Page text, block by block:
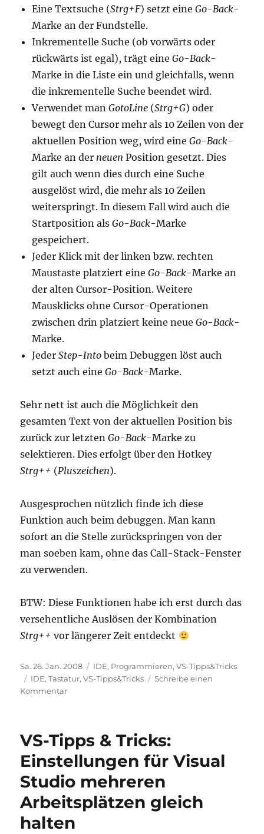
Eine Textsuche (Strg+F) setzt eineGo-Back-
Marke an der Fundstelle.
Inkrementelle Suche (ob vorwärts oder
rückwärts ist egal), trägt eineGo-Back-
Marke in die Liste ein und gleichfalls, wenn
die inkrementelle Suche beendet wird.
Verwendet manGotoLine (Strg+G) oder
bewegt den Cursor mehr als 10 Zeilen von der
aktuellen Position weg, wird eineGo-Back-
Marke an der neuenPosition gesetzt. Dies
gilt auch wenn dies durch eine Suche
ausgelöst wird, die mehr als 10 Zeilen
weiterspringt. In diesem Fall wird auch die
Startposition alsGo-Back-Marke
gespeichert.
Jeder Klick mit der linken bzw. rechten
Maustaste platziert eineGo-Back-Marke an
der alten Cursor-Position. Weitere
Mausklicks ohne Cursor-Operationen
zwischen drin platziert keine neueGo-Back-
Marke.
JederStep-Intobeim Debuggen löst auch
setzt auch eineGo-Back-Marke.
Sehr nett ist auch die Möglichkeit den
gesamten Text von der aktuellen Position bis
zurück zur letztenGo-Back-Marke zu
selektieren. Dies erfolgt über den Hotkey
Strg++ (Pluszeichen).
Ausgesprochen nützlich finde ich diese
Funktion auch beim debuggen. Man kann
sofort an die Stelle zurückspringen von der
man soeben kam, ohne das Call-Stack-Fenster
zu verwenden.
BTW: Diese Funktionen habe ich erst durch das
versehentliche Auslösen der Kombination
Strg++vor längerer Zeit entdeckt
Veröffentlicht
am
Sa. 26. Jan. 2008 Kategorien
IDE, Programmieren,VS-Tipps&Tricks
Schlagwörter
IDE,Tastatur,VS-Tipps&Tricks
Schreibe einen
Kommentarzu
Tricks:
Einfaches
Navigieren
mit
Strg+-
VS-Tipps & Tricks:
Einstellungen für Visual
Studio mehreren
Arbeitsplätzen gleich
halten